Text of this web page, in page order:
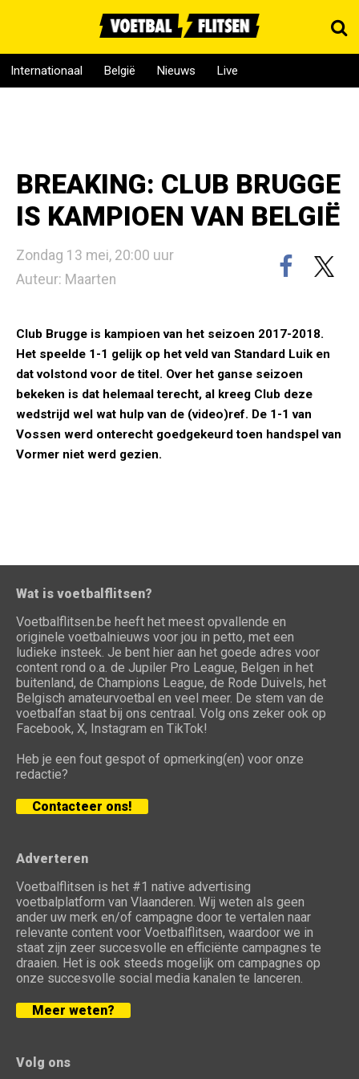
Internationaal België Nieuws Live
BREAKING: CLUB BRUGGE
IS KAMPIOEN VAN BELGIË
Zondag 13 mei, 20:00 uur
Auteur: Maarten
Club Brugge is kampioen van het seizoen 2017-2018.
Het speelde 1-1 gelijk op het veld van Standard Luik en
dat volstond voor de titel. Over het ganse seizoen
bekeken is dat helemaal terecht, al kreeg Club deze
wedstrijd wel wat hulp van de (video)ref. De 1-1 van
Vossen werd onterecht goedgekeurd toen handspel van
Vormer niet werd gezien.
Wat is voetbalflitsen?
Voetbalflitsen.be heeft het meest opvallende en
originele voetbalnieuws voor jou in petto, met een
ludieke insteek. Je bent hier aan het goede adres voor
content rond o.a. de Jupiler Pro League, Belgen in het
buitenland, de Champions League, de Rode Duivels, het
Belgisch amateurvoetbal en veel meer. De stem van de
voetbalfan staat bij ons centraal. Volg ons zeker ook op
Facebook, X, Instagram en TikTok!
Heb je een fout gespot of opmerking(en) voor onze
redactie?
Contacteer ons!
Adverteren
Voetbalflitsen is het #1 native advertising
voetbalplatform van Vlaanderen. Wij weten als geen
ander uw merk en/of campagne door te vertalen naar
relevante content voor Voetbalflitsen, waardoor we in
staat zijn zeer succesvolle en efficiënte campagnes te
draaien. Het is ook steeds mogelijk om campagnes op
onze succesvolle social media kanalen te lanceren.
Meer weten?
Volg ons